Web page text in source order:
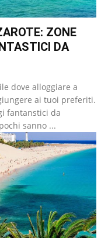
ZONE
DA
dove alloggiare a
ai tuoi preferiti.
fantanstici da
sanno ...